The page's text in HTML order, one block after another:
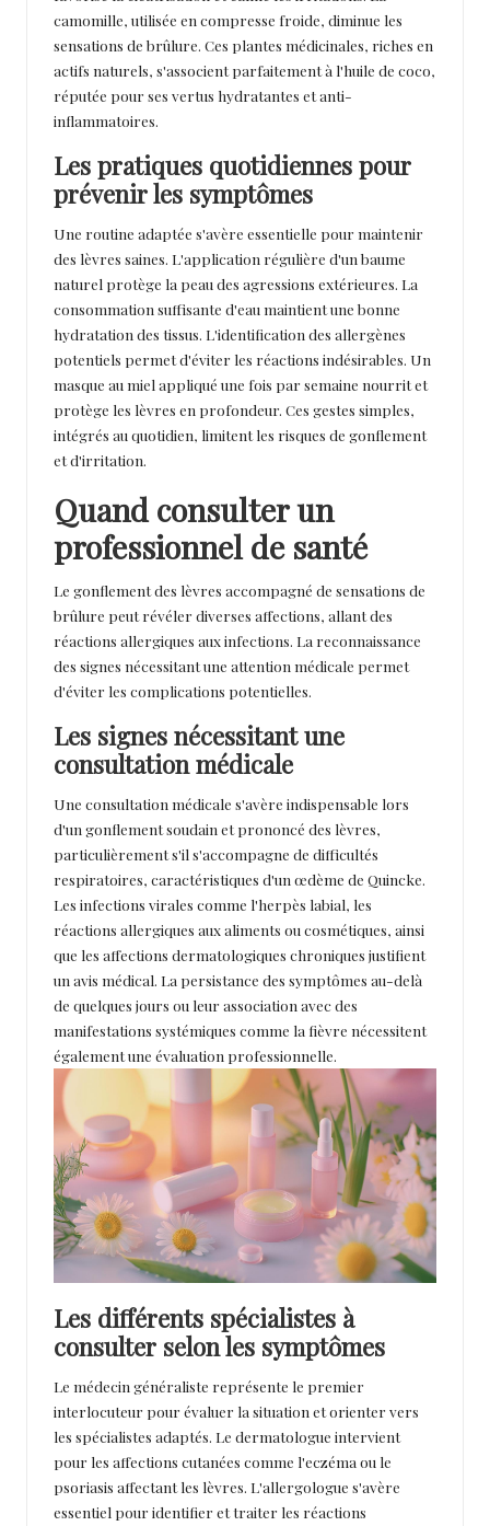
camomille, utilisée en compresse froide, diminue les
sensations de brûlure. Ces plantes médicinales, riches en
actifs naturels, s'associent parfaitement à l'huile de coco,
réputée pour ses vertus hydratantes et anti-
inflammatoires.
Les pratiques quotidiennes pour
prévenir les symptômes
Une routine adaptée s'avère essentielle pour maintenir
des lèvres saines. L'application régulière d'un baume
naturel protège la peau des agressions extérieures. La
consommation suffisante d'eau maintient une bonne
hydratation des tissus. L'identification des allergènes
potentiels permet d'éviter les réactions indésirables. Un
masque au miel appliqué une fois par semaine nourrit et
protège les lèvres en profondeur. Ces gestes simples,
intégrés au quotidien, limitent les risques de gonflement
et d'irritation.
Quand consulter un
professionnel de santé
Le gonflement des lèvres accompagné de sensations de
brûlure peut révéler diverses affections, allant des
réactions allergiques aux infections. La reconnaissance
des signes nécessitant une attention médicale permet
d'éviter les complications potentielles.
Les signes nécessitant une
consultation médicale
Une consultation médicale s'avère indispensable lors
d'un gonflement soudain et prononcé des lèvres,
particulièrement s'il s'accompagne de difficultés
respiratoires, caractéristiques d'un œdème de Quincke.
Les infections virales comme l'herpès labial, les
réactions allergiques aux aliments ou cosmétiques, ainsi
que les affections dermatologiques chroniques justifient
un avis médical. La persistance des symptômes au-delà
de quelques jours ou leur association avec des
manifestations systémiques comme la fièvre nécessitent
également une évaluation professionnelle.
Les différents spécialistes à
consulter selon les symptômes
Le médecin généraliste représente le premier
interlocuteur pour évaluer la situation et orienter vers
les spécialistes adaptés. Le dermatologue intervient
pour les affections cutanées comme l'eczéma ou le
psoriasis affectant les lèvres. L'allergologue s'avère
essentiel pour identifier et traiter les réactions